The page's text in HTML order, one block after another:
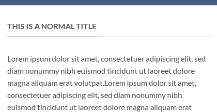
THIS IS A NORMAL TITLE
Lorem ipsum dolor sit amet, consectetuer adipiscing elit, sed
diam nonummy nibh euismod tincidunt ut laoreet dolore
magna aliquam erat volutpat.Lorem ipsum dolor sit amet,
consectetuer adipiscing elit, sed diam nonummy nibh
euismod tincidunt ut laoreet dolore magna aliquam erat